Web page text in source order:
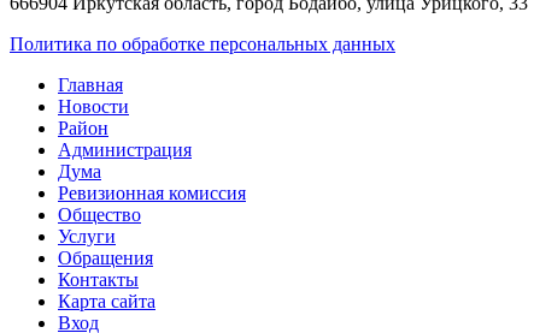
Политика по обработке персональных данных
Главная
Новости
Район
Администрация
Дума
Ревизионная комиссия
Общество
Услуги
Обращения
Контакты
Карта сайта
Вход